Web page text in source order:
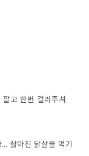
고 한번 걸러주셔
삶아진 닭살을 먹기